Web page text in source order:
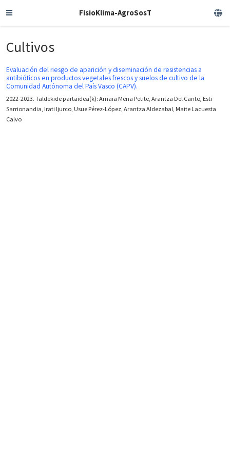
FisioKlima-AgroSosT
Cultivos
Evaluación del riesgo de aparición y diseminación de resistencias a
antibióticos en productos vegetales frescos y suelos de cultivo de la
Comunidad Autónoma del País Vasco (CAPV).
2022-2023. Taldekide partaidea(k): Amaia Mena Petite, Arantza Del Canto, Esti
Sarrionandia, Irati Ijurco, Usue Pérez-López, Arantza Aldezabal, Maite Lacuesta
Calvo